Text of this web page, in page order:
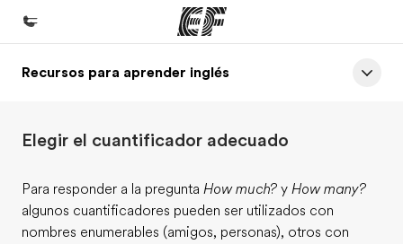
Inicio
Programas
Oficinas
Recursos para aprender inglés
Elegir el cuantificador adecuado
Para responder a la pregunta How much? y How many?
algunos cuantificadores pueden ser utilizados con
nombres enumerables (amigos, personas), otros con